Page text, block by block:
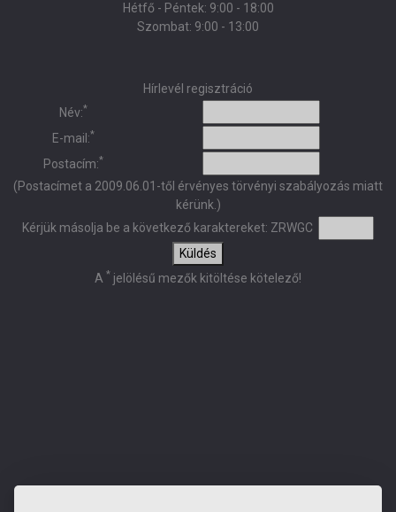
Hétfő - Péntek: 9:00 - 18:00
Szombat: 9:00 - 13:00
Hírlevél regisztráció
Név:*
E-mail:*
Postacím:*
(Postacímet a 2009.06.01-től érvényes törvényi szabályozás miatt
kérünk.)
Kérjük másolja be a következő karaktereket: ZRWGC
Küldés
A * jelölésű mezők kitöltése kötelező!